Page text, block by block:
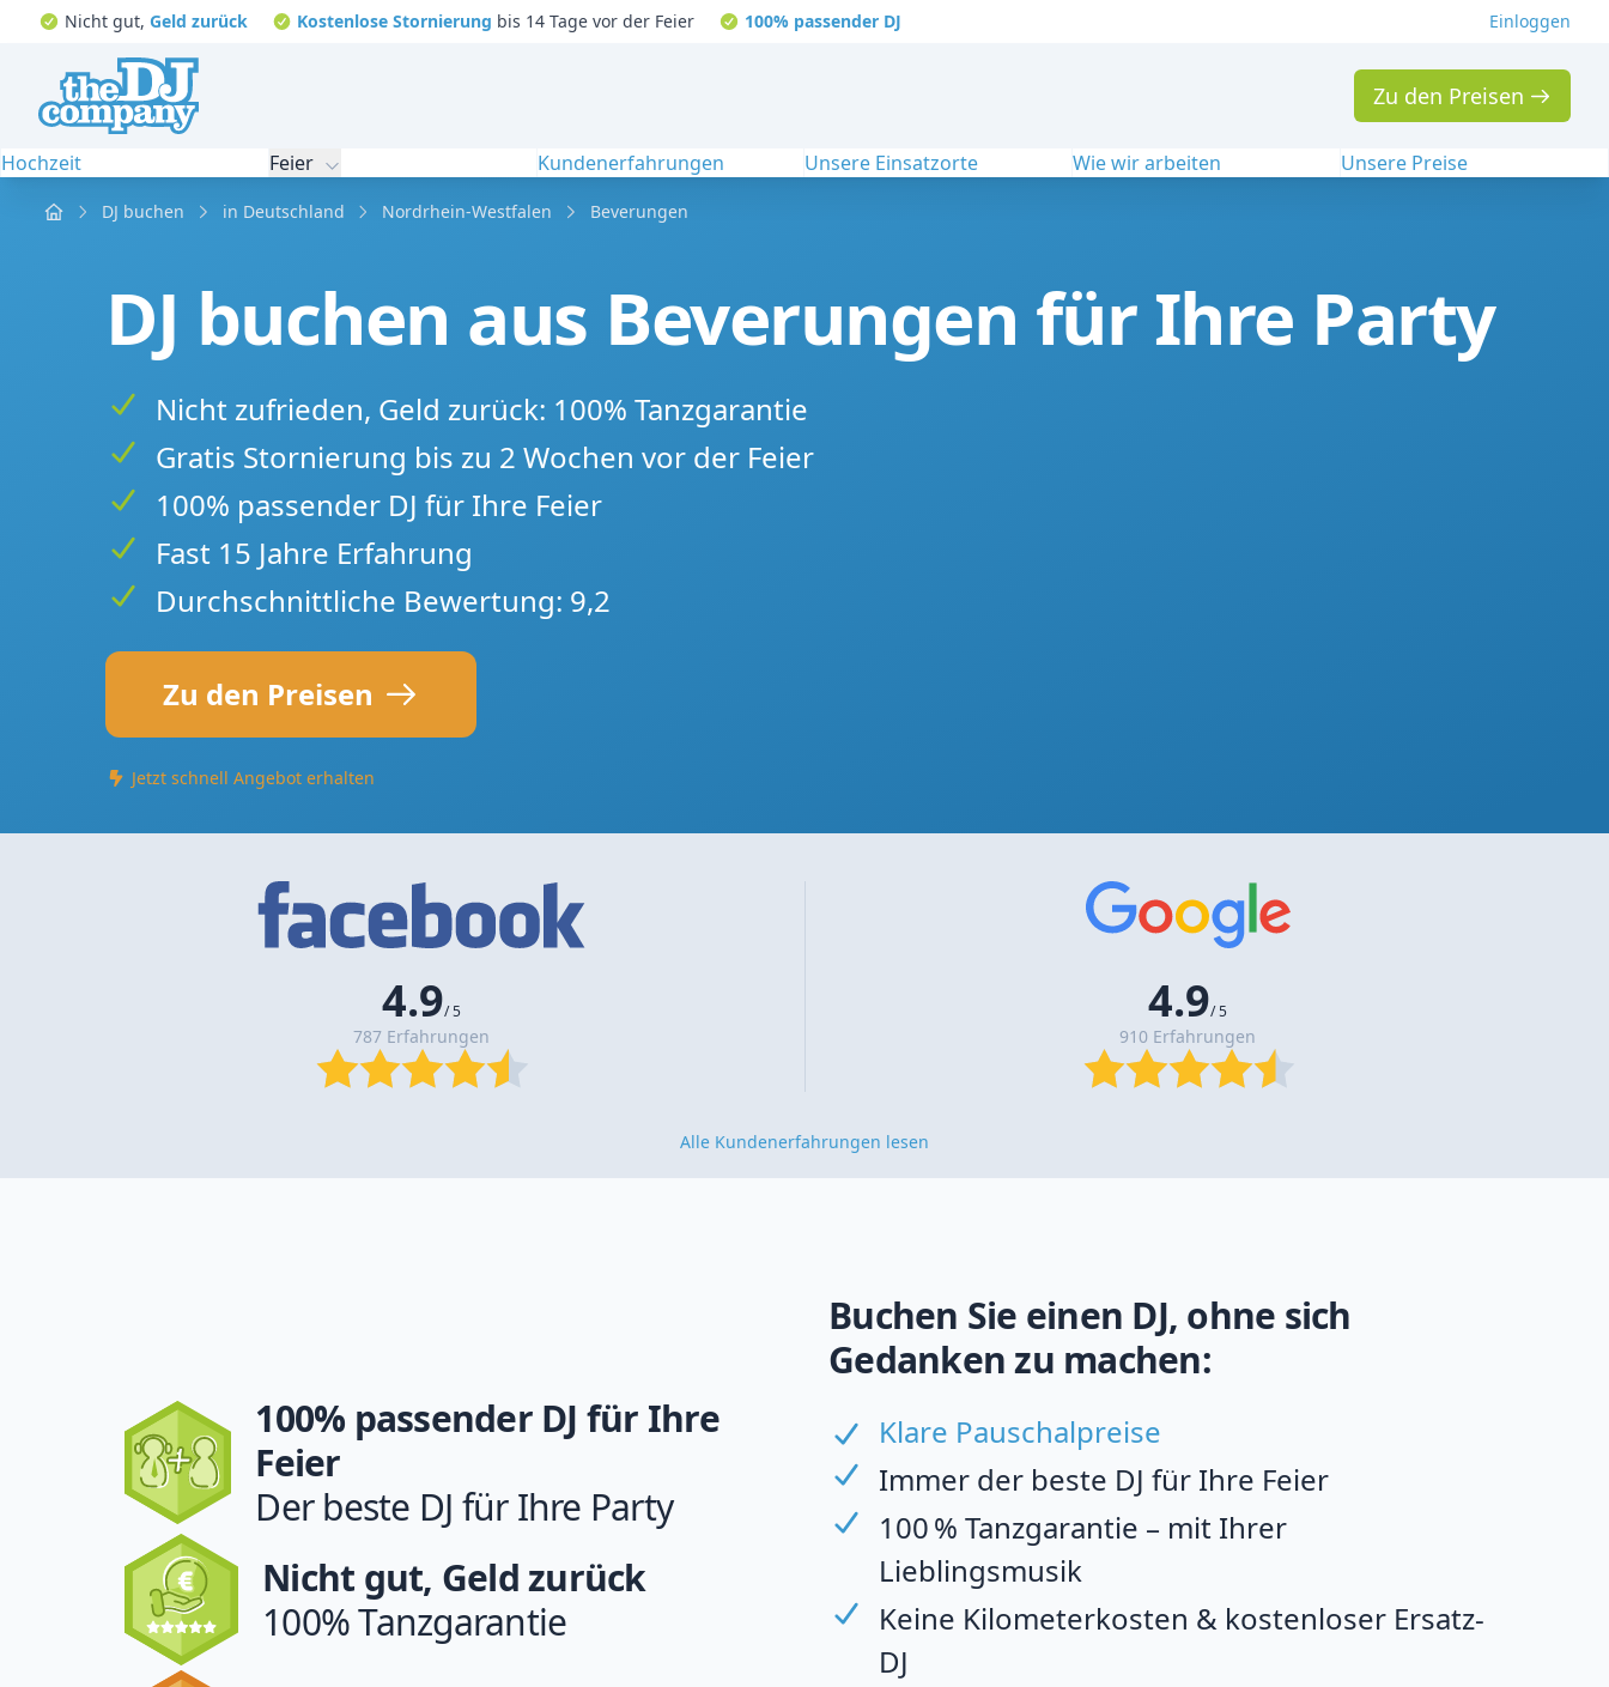
Nicht gut, Geld zurück Kostenlose Stornierung bis 14 Tage vor der Feier 100% passender DJ Einloggen
Zu den Preisen
Hochzeit Feier Kundenerfahrungen Unsere Einsatzorte Wie wir arbeiten Unsere Preise
Home DJ buchen in Deutschland Nordrhein-Westfalen Beverungen
DJ buchen aus Beverungen für Ihre Party
Nicht zufrieden, Geld zurück: 100% Tanzgarantie
Gratis Stornierung bis zu 2 Wochen vor der Feier
100% passender DJ für Ihre Feier
Fast 15 Jahre Erfahrung
Durchschnittliche Bewertung: 9,2
Zu den Preisen
Jetzt schnell Angebot erhalten
4.9/ 5
787 Erfahrungen
4.9/ 5
910 Erfahrungen
Alle Kundenerfahrungen lesen
100% passender DJ für Ihre
Feier
Der beste DJ für Ihre Party
Nicht gut, Geld zurück
100% Tanzgarantie
Buchen Sie einen DJ, ohne sich
Gedanken zu machen:
Klare Pauschalpreise
Immer der beste DJ für Ihre Feier
100 % Tanzgarantie – mit Ihrer
Lieblingsmusik
Keine Kilometerkosten & kostenloser Ersatz-
DJ